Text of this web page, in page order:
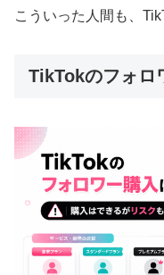
こういった人間も、
TikTokのフォロ